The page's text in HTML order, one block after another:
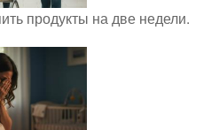
продукты на две недели.